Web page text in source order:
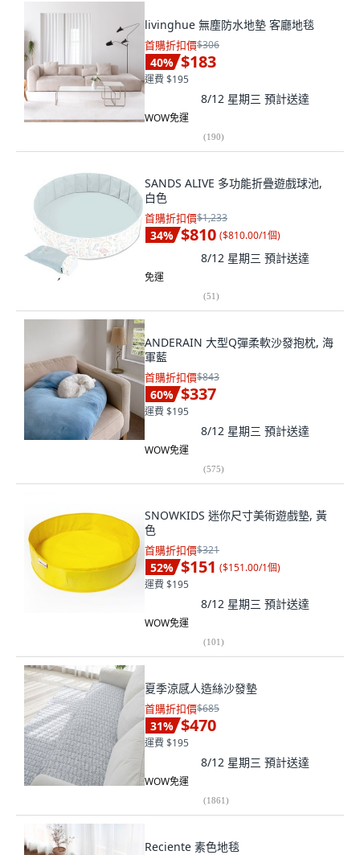
livinghue 無塵防水地墊 客廳地毯
首購折扣價$306
40% $183
運費 $195
8/12 星期三 預計送達
WOW免運
(190)
SANDS ALIVE 多功能折疊遊戲球池,
白色
首購折扣價$1,233
34% $810 ($810.00/1個)
8/12 星期三 預計送達
免運
(51)
ANDERAIN 大型Q彈柔軟沙發抱枕, 海
軍藍
首購折扣價$843
60% $337
運費 $195
8/12 星期三 預計送達
WOW免運
(575)
SNOWKIDS 迷你尺寸美術遊戲墊, 黃
色
首購折扣價$321
52% $151 ($151.00/1個)
運費 $195
8/12 星期三 預計送達
WOW免運
(101)
夏季涼感人造絲沙發墊
首購折扣價$685
31% $470
運費 $195
8/12 星期三 預計送達
WOW免運
(1861)
Reciente 素色地毯